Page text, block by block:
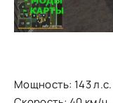
Мощность: 143 л.с.